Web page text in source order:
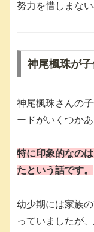
努力を惜しまな
神尾楓珠が
神尾楓珠さんの
ードがいくつかあ
特に印象的なの
たという話です。
幼少期には家族
っていましたが